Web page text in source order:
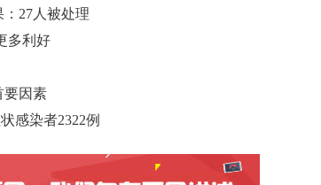
27人被处理
多利好
要因素
感染者2322例